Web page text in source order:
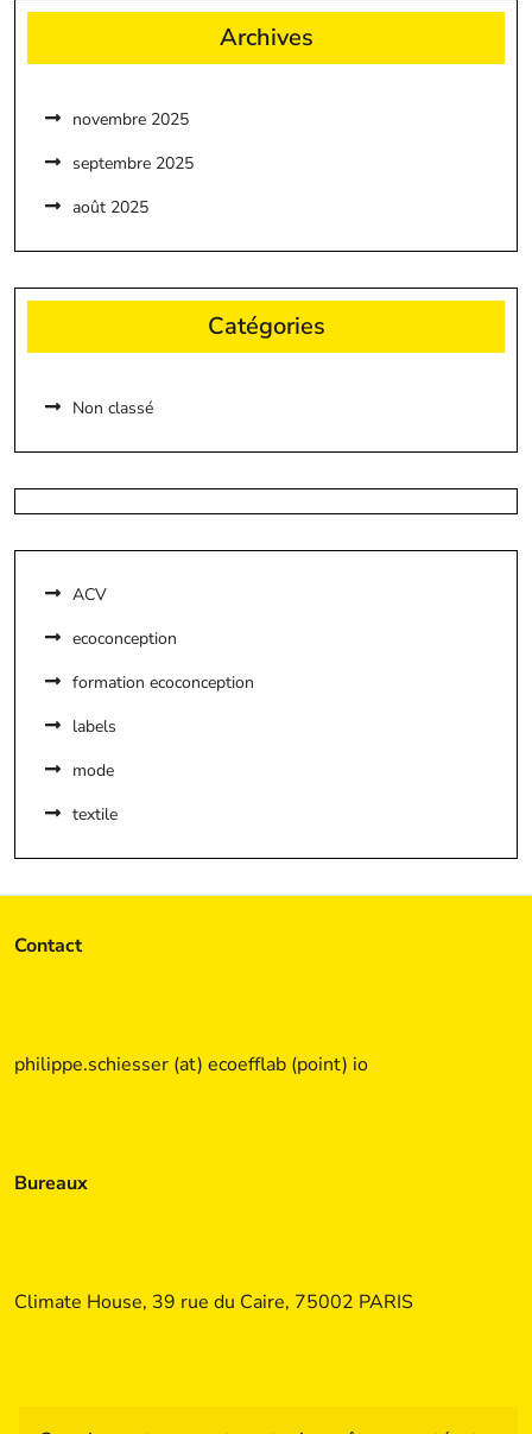
Archives
novembre 2025
septembre 2025
août 2025
Catégories
Non classé
ACV
ecoconception
formation ecoconception
labels
mode
textile
Contact
philippe.schiesser (at) ecoefflab (point) io
Bureaux
Climate House, 39 rue du Caire, 75002 PARIS